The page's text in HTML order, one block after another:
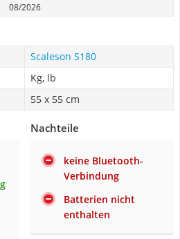
08/2026
Scaleson S180
Kg, lb
55 x 55 cm
Nachteile
keine Bluetooth-
Verbindung
Batterien nicht
enthalten